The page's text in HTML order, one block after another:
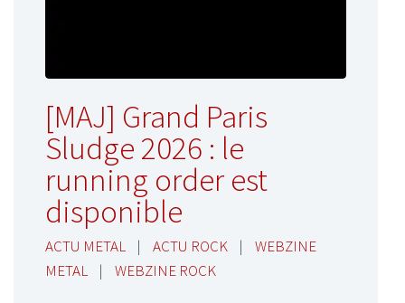
[MAJ] Grand Paris
Sludge 2026 : le
running order est
disponible
ACTU METAL | ACTU ROCK |
WEBZINE
METAL
| WEBZINE ROCK